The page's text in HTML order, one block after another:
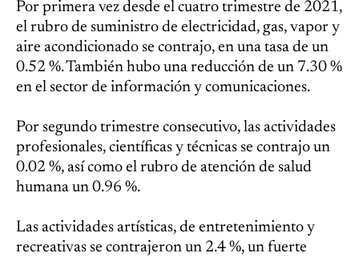
Por primera vez desde el cuatro trimestre de 2021,
el rubro de suministro de electricidad, gas, vapor y
aire acondicionado se contrajo, en una tasa de un
0.52 %. También hubo una reducción de un 7.30 %
en el sector de información y comunicaciones.
Por segundo trimestre consecutivo, las actividades
profesionales, científicas y técnicas se contrajo un
0.02 %, así como el rubro de atención de salud
humana un 0.96 %.
Las actividades artísticas, de entretenimiento y
recreativas se contrajeron un 2.4 %, un fuerte